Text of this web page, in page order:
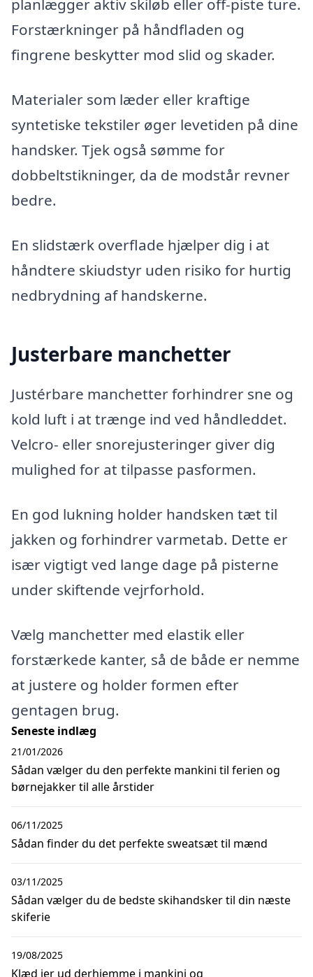
planlægger aktiv skiløb eller off-piste ture.
Forstærkninger på håndfladen og
fingrene beskytter mod slid og skader.
Materialer som læder eller kraftige
syntetiske tekstiler øger levetiden på dine
handsker. Tjek også sømme for
dobbeltstikninger, da de modstår revner
bedre.
En slidstærk overflade hjælper dig i at
håndtere skiudstyr uden risiko for hurtig
nedbrydning af handskerne.
Justerbare manchetter
Justérbare manchetter forhindrer sne og
kold luft i at trænge ind ved håndleddet.
Velcro- eller snorejusteringer giver dig
mulighed for at tilpasse pasformen.
En god lukning holder handsken tæt til
jakken og forhindrer varmetab. Dette er
især vigtigt ved lange dage på pisterne
under skiftende vejrforhold.
Vælg manchetter med elastik eller
forstærkede kanter, så de både er nemme
at justere og holder formen efter
gentagen brug.
Seneste indlæg
Sådan vælger du den perfekte mankini til ferien og
børnejakker til alle årstider
21/01/2026
Sådan finder du det perfekte sweatsæt til mænd
06/11/2025
Sådan vælger du de bedste skihandsker til din næste
skiferie
03/11/2025
Klæd jer ud derhjemme i mankini og
19/08/2025